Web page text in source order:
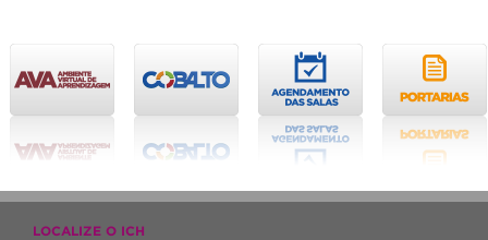
LOCALIZE O ICH